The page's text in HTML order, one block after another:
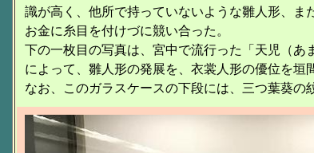
識が高く、他所で持っていないような雛人形、ま
お金に糸目を付けづに競い合った。
下の一枚目の写真は、宮中で流行った「天児（
によって、雛人形の発展を、衣裳人形の優位を垣
なお、このガラスケースの下段には、三つ葉葵の